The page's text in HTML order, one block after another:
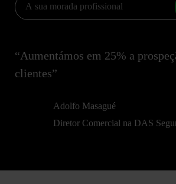
“Aumentámos em 25% a
clientes”
Adolfo Masagué
Diretor Comercial na DAS